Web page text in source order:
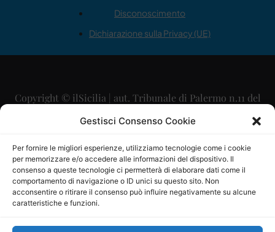
Gestisci Consenso Cookie
Per fornire le migliori esperienze, utilizziamo tecnologie come i cookie
per memorizzare e/o accedere alle informazioni del dispositivo. Il
consenso a queste tecnologie ci permetterà di elaborare dati come il
comportamento di navigazione o ID unici su questo sito. Non
acconsentire o ritirare il consenso può influire negativamente su alcune
caratteristiche e funzioni.
Disconoscimento
Dichiarazione sulla Privacy (UE)
Copyright © ilSicilia | aut. Tribunale di Palermo n.11 del
29/09/2015
Direttore Editoriale: Maurizio Scaglione
Direttore Responsabile: Maria Calabrese